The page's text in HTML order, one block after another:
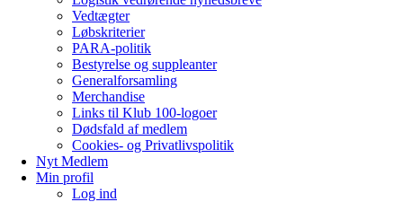
Vedtægter
Løbskriterier
PARA-politik
Bestyrelse og suppleanter
Generalforsamling
Merchandise
Links til Klub 100-logoer
Dødsfald af medlem
Cookies- og Privatlivspolitik
Nyt Medlem
Min profil
Log ind